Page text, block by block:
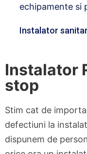
echipamente si
Instalator
Instalator
stop
Stim cat de
defectiuni la
dispunem de